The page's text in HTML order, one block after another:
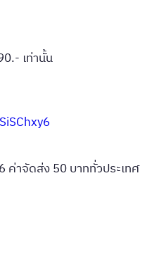
เท่านั้น
าจัดส่ง 50 บาททั่วประเทศ